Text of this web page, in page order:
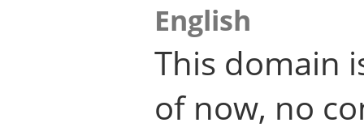
English
This domain
of now, no